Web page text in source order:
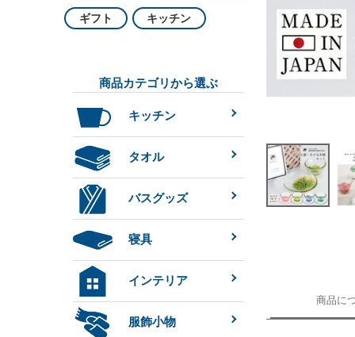
ギフト キッチン
商品カテゴリから選ぶ
キッチン
タオル
バスグッズ
寝具
インテリア
服飾小物
商品に